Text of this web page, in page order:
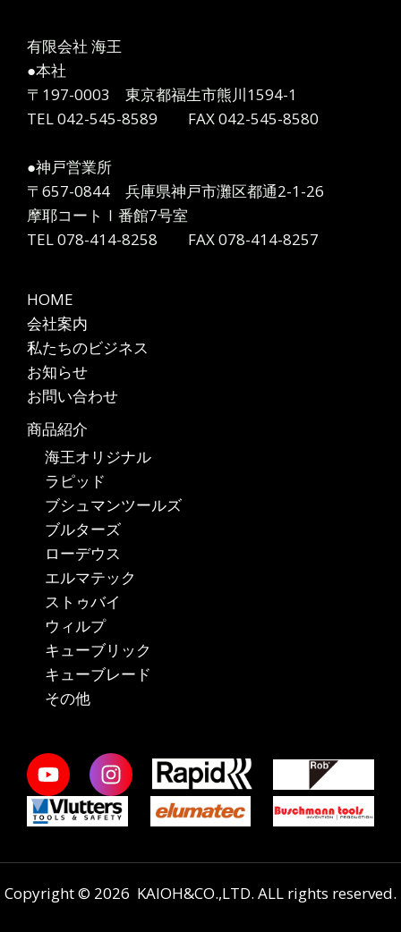
有限会社 海王
●本社
〒197-0003 東京都福生市熊川1594-1
TEL 042-545-8589 FAX 042-545-8580
●神戸営業所
〒657-0844 兵庫県神戸市灘区都通2-1-26
摩耶コートⅠ番館7号室
TEL 078-414-8258 FAX 078-414-8257
HOME
会社案内
私たちのビジネス
お知らせ
お問い合わせ
商品紹介
海王オリジナル
ラピッド
ブシュマンツールズ
ブルターズ
ローデウス
エルマテック
ストゥバイ
ウィルプ
キューブリック
キューブレード
その他
Copyright © 2026 KAIOH&CO.,LTD. ALL rights reserved.